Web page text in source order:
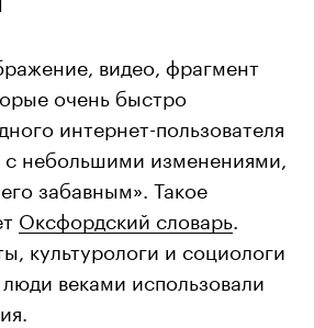
видео, фрагмент
очень быстро
интернет-пользователя
с небольшими изменениями,
забавным». Такое
Оксфордский словарь
культурологи и социологи
веками использовали